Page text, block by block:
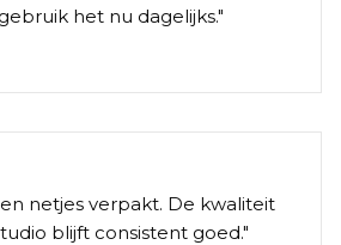
het nu dagelijks."
netjes verpakt. De kwaliteit
blijft consistent goed."